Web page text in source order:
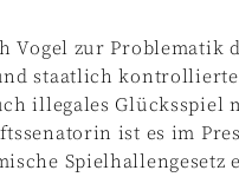
Vogel zur Problematik
staatlich
illegales
ist es im
Spielhallengesetz